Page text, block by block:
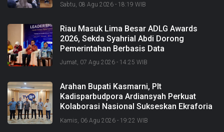
Sabtu, 08 Agu 2026 - 18:19 WIB
Riau Masuk Lima Besar ADLG Awards
2026, Sekda Syahrial Abdi Dorong
Pemerintahan Berbasis Data
Jumat, 07 Agu 2026 - 14:25 WIB
Arahan Bupati Kasmarni, Plt
Kadisparbudpora Ardiansyah Perkuat
Kolaborasi Nasional Sukseskan Ekraforia
2026 dan Bangun Bengkalis sebagai
Kabupaten Kreatif
Kamis, 06 Agu 2026 - 19:22 WIB